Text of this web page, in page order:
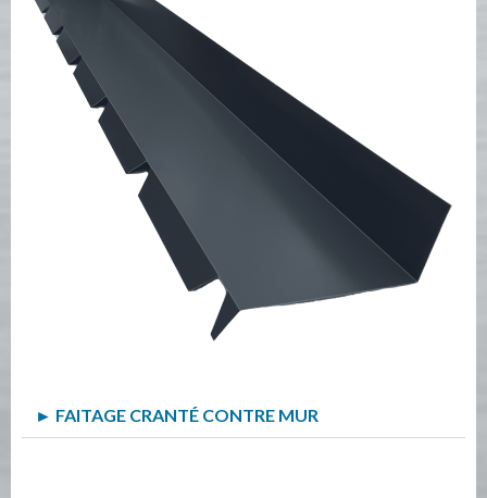
► FAITAGE CRANTÉ CONTRE MUR